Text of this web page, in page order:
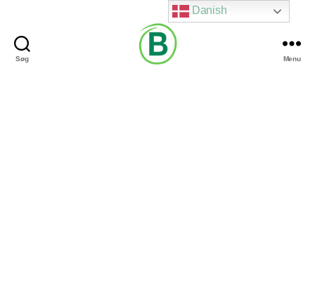
Søg Menu
Danish